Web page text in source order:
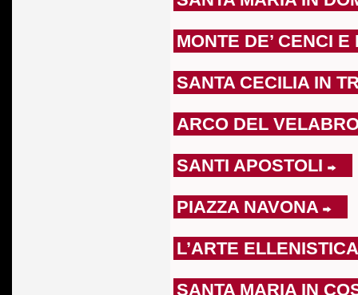
MONTE DE’ CENCI
SANTA CECILIA IN
ARCO DEL
SANTI APOSTOLI
PIAZZA NAVONA
L’ARTE
SANTA MARIA IN